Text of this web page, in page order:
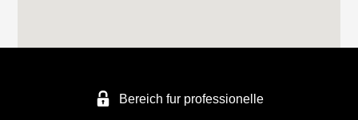
Bereich fur professionelle